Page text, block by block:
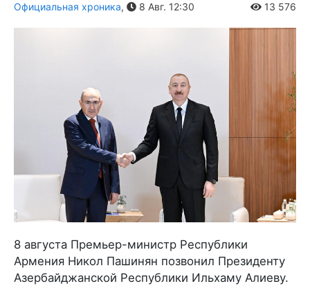
Официальная хроника, 8 Авг. 12:30 13 576
8 августа Премьер-министр Республики
Армения Никол Пашинян позвонил Президенту
Азербайджанской Республики Ильхаму Алиеву.